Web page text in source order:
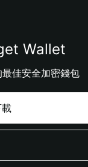
Wallet
佳安全加密錢包